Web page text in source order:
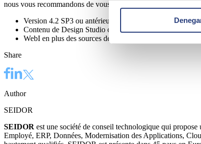
nous vous recommandons de vous assurer qu'un plan de
Version 4.2 SP3 ou antérieure
Contenu de Design Studio ou Lumira Designer
WebI en plus des sources de Free Hand SQL
Share
Author
SEIDOR
SEIDOR est une société de conseil technologique qui
Employé, ERP, Données, Modernisation des Applications,